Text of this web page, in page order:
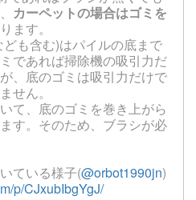
カーペットの場合はゴミを
ます。
も含む)はパイルの底まで
であれば掃除機の吸引力だ
、底のゴミは吸引力だけで
せん。
て、底のゴミを巻き上がら
す。そのため、ブラシが必
ている様子(@orbot1990jn)
p/CJxubIbgYgJ/